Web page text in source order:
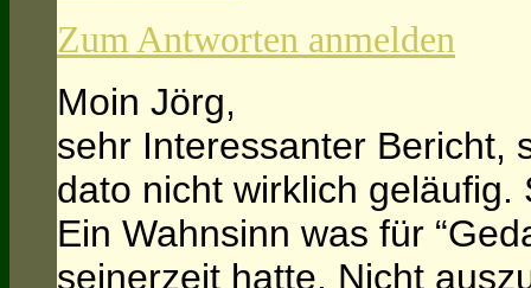
Zum Antworten anmelden
Moin Jörg,
sehr Interessanter Bericht,
dato nicht wirklich
Ein Wahnsinn was für
seinerzeit hatte. Nicht